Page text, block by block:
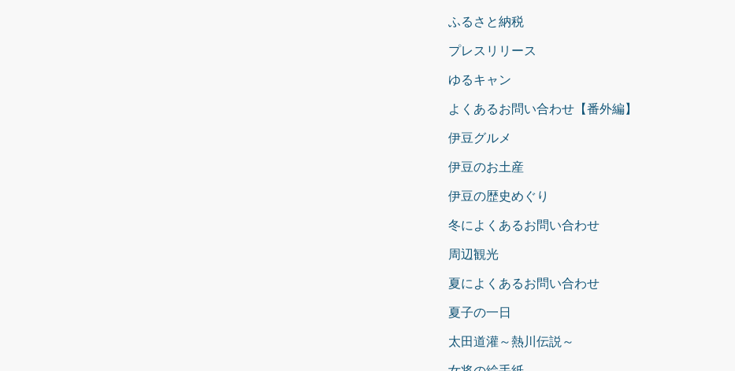
ふるさと納税
プレスリリース
ゆるキャン
よくあるお問い合わせ【番外編】
伊豆グルメ
伊豆のお土産
伊豆の歴史めぐり
冬によくあるお問い合わせ
周辺観光
夏によくあるお問い合わせ
夏子の一日
太田道灌～熱川伝説～